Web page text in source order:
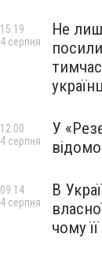
Не
15:19
4 серпня
У
відомо
12:00
4 серпня
В
чому
09:14
4 серпня